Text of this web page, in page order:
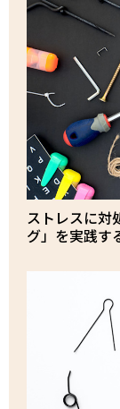
ストレスに対
グ」を実践す